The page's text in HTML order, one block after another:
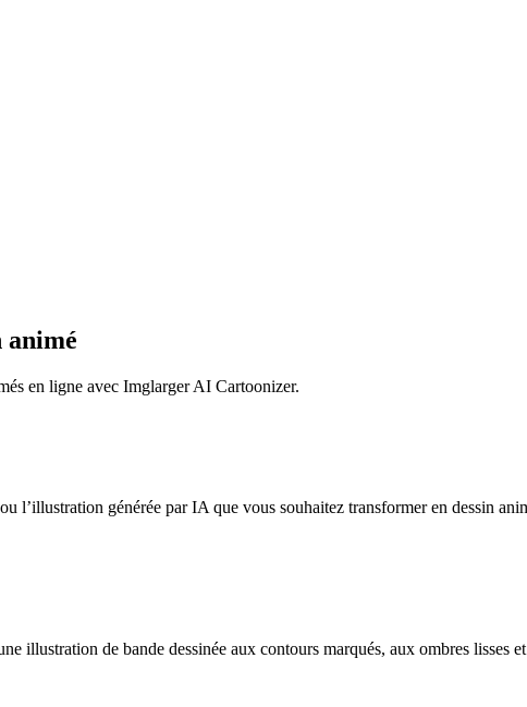
animé
en ligne avec Imglarger AI Cartoonizer.
l’illustration générée par IA que vous souhaitez transformer en dessin
illustration de bande dessinée aux contours marqués, aux ombres